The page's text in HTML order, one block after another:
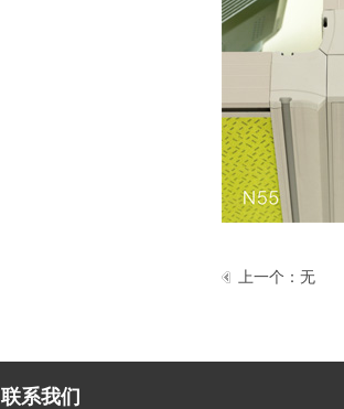
上一个： 无
联系我们